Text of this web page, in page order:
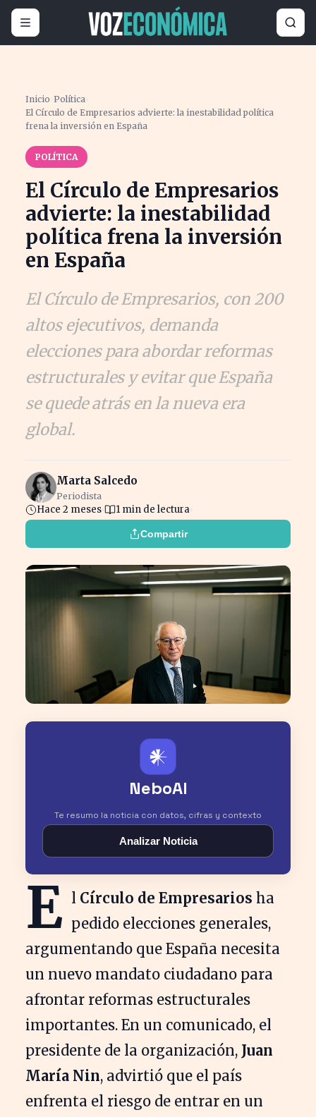
Inicio ›Política›
El Círculo de Empresarios advierte: la inestabilidad política
frena la inversión en España
POLÍTICA
El Círculo de Empresarios
advierte: la inestabilidad
política frena la inversión
en España
El Círculo de Empresarios, con 200
altos ejecutivos, demanda
elecciones para abordar reformas
estructurales y evitar que España
se quede atrás en la nueva era
global.
Marta Salcedo
Periodista
Hace 2 meses 1 min de lectura
Compartir
𒀭
NeboAI
Te resumo la noticia con datos, cifras y contexto
Analizar Noticia
E l Círculo de Empresarios ha
pedido elecciones generales,
argumentando que España necesita
un nuevo mandato ciudadano para
afrontar reformas estructurales
importantes. En un comunicado, el
presidente de la organización, Juan
María Nin, advirtió que el país
enfrenta el riesgo de entrar en un